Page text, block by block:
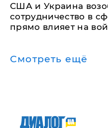
США и Украина
сотрудничество в
прямо влияет на
Смотреть ещё